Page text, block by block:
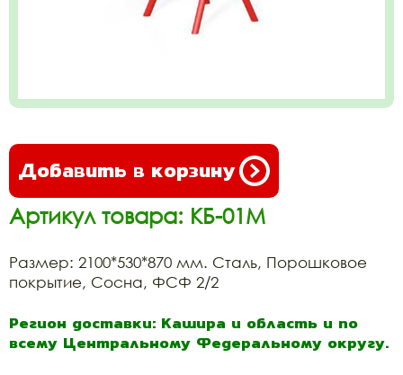
Добавить в корзину
Артикул товара: КБ-01М
Размер: 2100*530*870 мм. Сталь, Порошковое
покрытие, Сосна, ФСФ 2/2
Регион доставки: Кашира и область и по
всему Центральному Федеральному округу.